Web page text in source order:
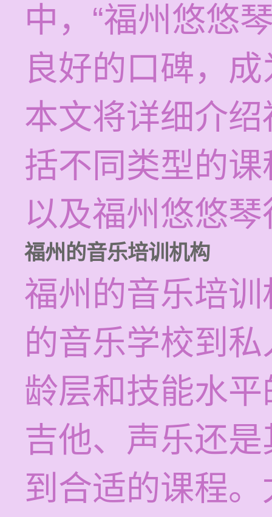
中，“福州悠悠
良好的口碑，
本文将详细介
括不同类型的
以及福州悠悠
福州的音乐培训机构
福州的音乐培
的音乐学校到
龄层和技能水
吉他、声乐还
到合适的课程